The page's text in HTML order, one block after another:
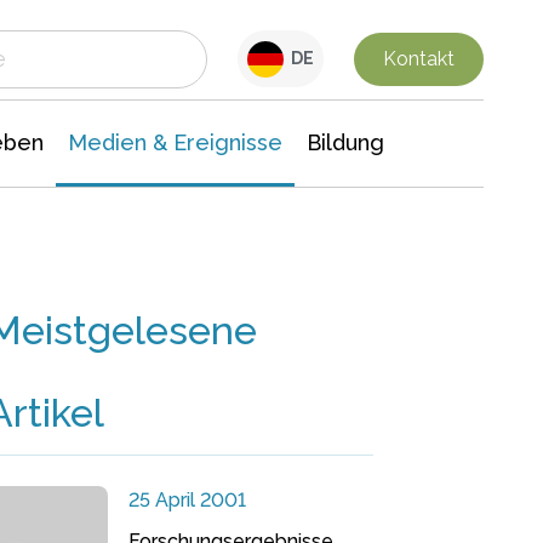
DE Kontakt
Medien & Ereignisse Bildung
25 April 2001